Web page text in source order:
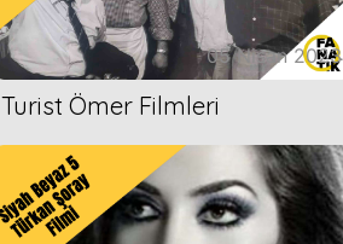
05 Nisan 2023
Turist Ömer Filmleri